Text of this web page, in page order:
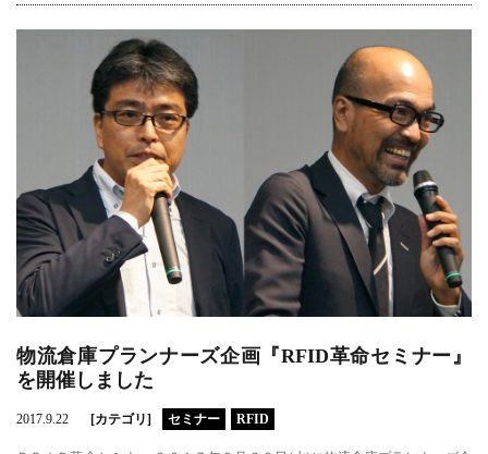
物流倉庫プランナーズ企画『RFID革命セミナー』
を開催しました
2017.9.22 [カテゴリ] セミナー RFID